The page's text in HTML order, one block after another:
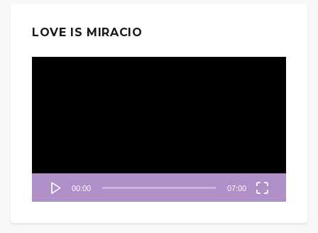
LOVE IS MIRACIO
00:00 07:00